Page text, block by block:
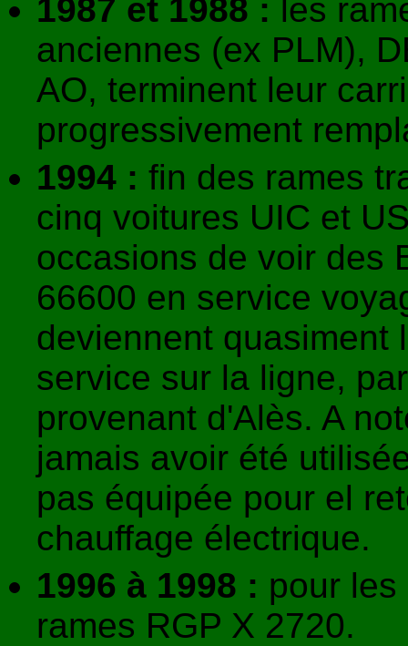
1987 et 1988 : les
anciennes (ex PLM),
AO, terminent leur
progressivement
1994 : fin des rames
cinq voitures UIC et
occasions de voir des
66600 en service
deviennent quasiment
service sur la ligne,
provenant d'Alès. A
jamais avoir été
pas équipée pour el
chauffage électrique.
1996 à 1998 : pour
rames RGP X 2720.